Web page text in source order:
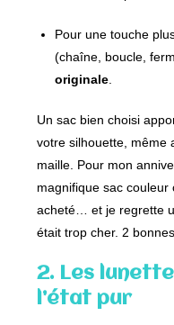
Pour une touche
(chaîne, boucle,
originale
Un sac bien choisi
votre silhouette, même
maille. Pour mon
magnifique sac couleur
acheté… et je regrette
était trop cher. 2
2. Les
l’état pur